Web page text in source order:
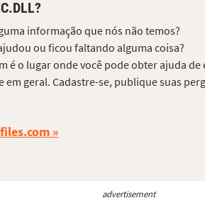
informação que nós não temos?
ou ficou faltando alguma coisa?
é o lugar onde você pode obter ajuda
em geral. Cadastre-se, publique suas
advertisement